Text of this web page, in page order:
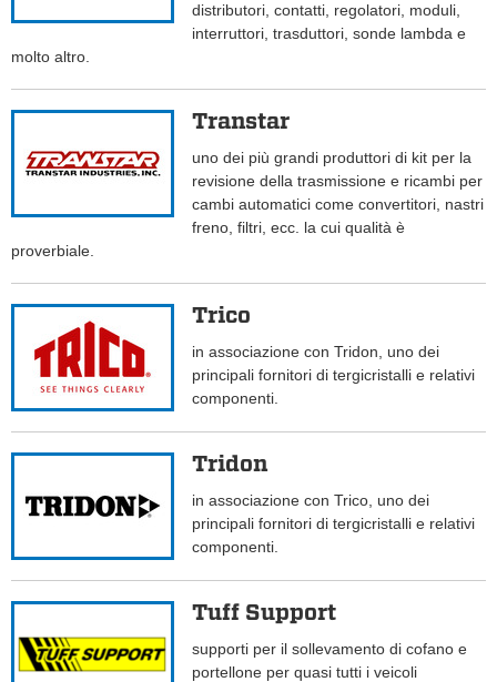
distributori, contatti, regolatori, moduli,
interruttori, trasduttori, sonde lambda e
molto altro.
Transtar
uno dei più grandi produttori di kit per la
revisione della trasmissione e ricambi per
cambi automatici come convertitori, nastri
freno, filtri, ecc. la cui qualità è
proverbiale.
Trico
in associazione con Tridon, uno dei
principali fornitori di tergicristalli e relativi
componenti.
Tridon
in associazione con Trico, uno dei
principali fornitori di tergicristalli e relativi
componenti.
Tuff Support
supporti per il sollevamento di cofano e
portellone per quasi tutti i veicoli